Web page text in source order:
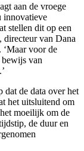
aan de vroege
innovatieve
stellen dit op een
directeur van Dana
‘Maar voor de
bewijs van
de data over het
het uitsluitend om
moeilijk om de
de duur en